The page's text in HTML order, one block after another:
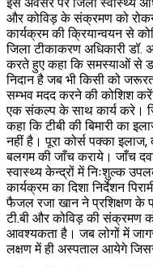
और कोविड़ के संक्रमण को
कार्यक्रम की क्रियान्वयन से
जिला टीकाकरण अधिकारी डॉ.
करते हुए कहा कि समस्याओं से
निदान है जब भी किसी को
सम्भव मदद करने की कोशिश
एक संकल्प के साथ कार्य करे।
कहा कि टीबी की बिमारी का
नहीं है। पूरा कोर्स पक्का इलाज,
बलगम की जाँच कराये। जाँच
स्वास्थ्य केन्द्रों में निःशुल्क
कार्यक्रम का दिशा निर्देशन
फैजल रजा खान ने प्रशिक्षण के
टी.बी और कोविड़ की संक्रमण
आवश्यकता है। जब लोगों में
लक्षण में ही अस्पताल आयेगे जिससे